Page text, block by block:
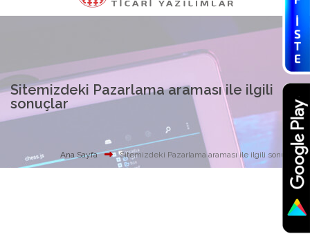
Sitemizdeki Pazarlama araması ile ilgili
sonuçlar
Ana Sayfa Sitemizdeki Pazarlama araması ile ilgili sonuçlar